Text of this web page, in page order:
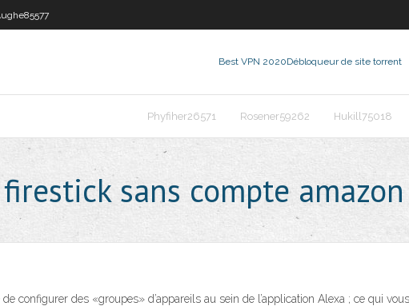
Best VPN 2020Débloqueur de site torrent
Phyfiher26571 Rosener59262 Hukill75018
sans compte amazon
configurer des «groupes» d’appareils au sein de l’application Alexa ; ce qui